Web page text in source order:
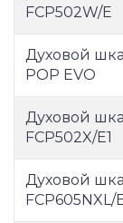
FCP502W/E
Духовой
POP EVO
Духовой
FCP502X/E1
Духовой
FCP605NXL/